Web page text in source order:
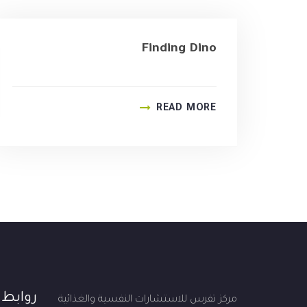
Finding Dino
READ MORE
مركز تفرس للاستشارات النفسية والغذائية